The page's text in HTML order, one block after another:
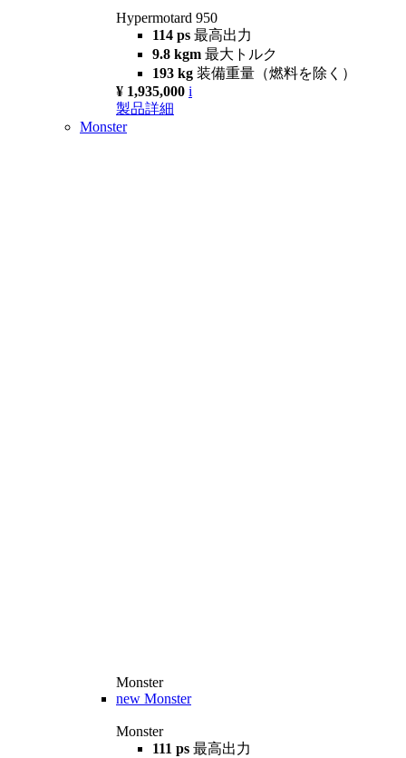
Hypermotard 950
114 ps 最高出力
9.8 kgm 最大トルク
193 kg 装備重量（燃料を除く）
¥ 1,935,000 i
製品詳細
Monster
Monster
new Monster
Monster
111 ps 最高出力